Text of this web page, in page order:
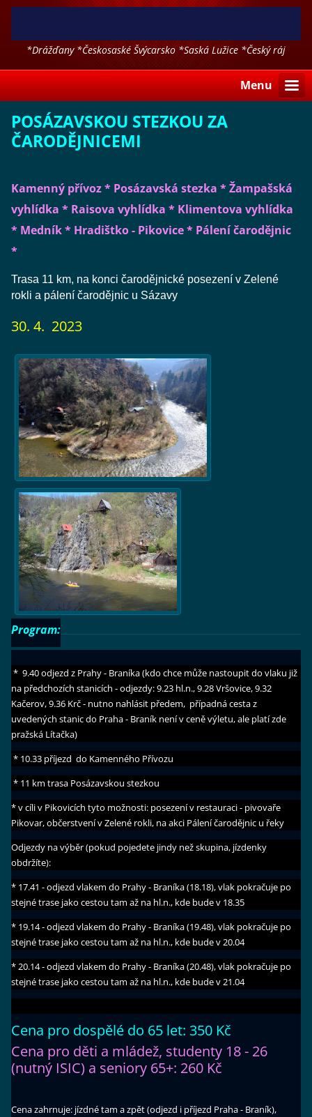
*Drážďany *Českosaské Švýcarsko *Saská Lužice *Český ráj
Menu
POSÁZAVSKOU STEZKOU ZA
ČARODĚJNICEMI
Kamenný přívoz * Posázavská stezka * Žampašská
vyhlídka * Raisova vyhlídka * Klimentova vyhlídka
* Medník * Hradištko - Pikovice * Pálení čarodějnic
*
Trasa 11 km, na konci čarodějnické posezení v Zelené
rokli a pálení čarodějnic u Sázavy
30. 4. 2023
Program:
* 9.40 odjezd z Prahy - Braníka (kdo chce může nastoupit do vlaku již
na předchozích stanicích - odjezdy: 9.23 hl.n., 9.28 Vršovice, 9.32
Kačerov, 9.36 Krč - nutno nahlásit předem, případná cesta z
uvedených stanic do Praha - Braník není v ceně výletu, ale platí zde
pražská Lítačka)
* 10.33 příjezd do Kamenného Přívozu
* 11 km trasa Posázavskou stezkou
* v cíli v Pikovicích tyto možnosti: posezení v restauraci - pivovaře
Pikovar, občerstvení v Zelené rokli, na akci Pálení čarodějnic u řeky
Odjezdy na výběr (pokud pojedete jindy než skupina, jízdenky
obdržíte):
* 17.41 - odjezd vlakem do Prahy - Braníka (18.18), vlak pokračuje po
stejné trase jako cestou tam až na hl.n., kde bude v 18.35
* 19.14 - odjezd vlakem do Prahy - Braníka (19.48), vlak pokračuje po
stejné trase jako cestou tam až na hl.n., kde bude v 20.04
* 20.14 - odjezd vlakem do Prahy - Braníka (20.48), vlak pokračuje po
stejné trase jako cestou tam až na hl.n., kde bude v 21.04
Cena pro dospělé do 65 let: 350 Kč
Cena pro děti a mládež, studenty 18 - 26
(nutný ISIC) a seniory 65+: 260 Kč
Cena zahrnuje: jízdné tam a zpět (odjezd i příjezd Praha - Braník),